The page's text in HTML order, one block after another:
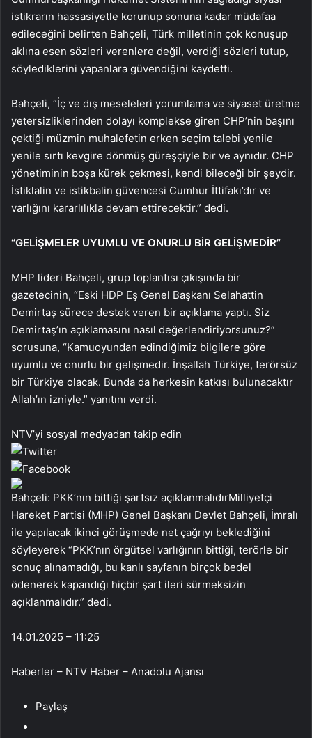
istikrarın hassasiyetle korunup sonuna kadar müdafaa
edileceğini belirten Bahçeli, Türk milletinin çok konuşup
aklına esen sözleri verenlere değil, verdiği sözleri tutup,
söylediklerini yapanlara güvendiğini kaydetti.
Bahçeli, “İç ve dış meseleleri yorumlama ve siyaset üretme
yetersizliklerinden dolayı komplekse giren CHP’nin başını
çektiği müzmin muhalefetin erken seçim talebi yenile
yenile sırtı kevgire dönmüş güreşçiyle bir ve aynıdır. CHP
yönetiminin boşa kürek çekmesi, kendi bileceği bir şeydir.
İstiklalin ve istikbalin güvencesi Cumhur İttifakı’dır ve
varlığını kararlılıkla devam ettirecektir.” dedi.
“GELİŞMELER UYUMLU VE ONURLU BİR GELİŞMEDİR”
MHP lideri Bahçeli, grup toplantısı çıkışında bir
gazetecinin, “Eski HDP Eş Genel Başkanı Selahattin
Demirtaş sürece destek veren bir açıklama yaptı. Siz
Demirtaş’ın açıklamasını nasıl değerlendiriyorsunuz?”
sorusuna, “Kamuoyundan edindiğimiz bilgilere göre
uyumlu ve onurlu bir gelişmedir. İnşallah Türkiye, terörsüz
bir Türkiye olacak. Bunda da herkesin katkısı bulunacaktır
Allah’ın izniyle.” yanıtını verdi.
NTV’yi sosyal medyadan takip edin
Bahçeli: PKK’nın bittiği şartsız açıklanmalıdırMilliyetçi
Hareket Partisi (MHP) Genel Başkanı Devlet Bahçeli, İmralı
ile yapılacak ikinci görüşmede net çağrıyı beklediğini
söyleyerek “PKK’nın örgütsel varlığının bittiği, terörle bir
sonuç alınamadığı, bu kanlı sayfanın birçok bedel
ödenerek kapandığı hiçbir şart ileri sürmeksizin
açıklanmalıdır.” dedi.
14.01.2025 – 11:25
Haberler – NTV Haber – Anadolu Ajansı
Paylaş